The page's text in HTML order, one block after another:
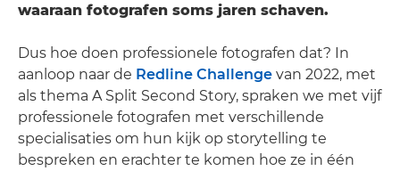
waaraan fotografen soms jaren schaven.
Dus hoe doen professionele fotografen dat? In
aanloop naar de Redline Challenge van 2022, met
als thema A Split Second Story, spraken we met vijf
professionele fotografen met verschillende
specialisaties om hun kijk op storytelling te
bespreken en erachter te komen hoe ze in één